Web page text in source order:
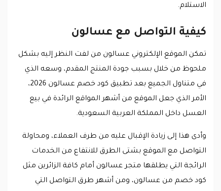
الاستلام.
كيفية التواصل مع عسالون
تمكن الموقع الإلكتروني عسالون من لفت النظر إليه بشكل
ملحوظ من خلال بسبب جودة المنتج المقدم، وسعه الذي
في متناول الجميع بعد تطبيق كود خصم عسالون 2026،
الأمر الذي جعل الموقع من أشهر المواقع الرائدة في بيع
العسل داخل المملكة العربية السعودية.
وأدى هذا إلى زيادة الإقبال عليه من طرف العملاء، ومحاولة
التواصل مع الموقع بشتى الطرق للانتفاع من الخدمات
الرائجة التي يطلقها متجر عسالون أمام كافة الزائرين مثل
كود خصم من عسالون، ومن أشهر طرق التواصل التي